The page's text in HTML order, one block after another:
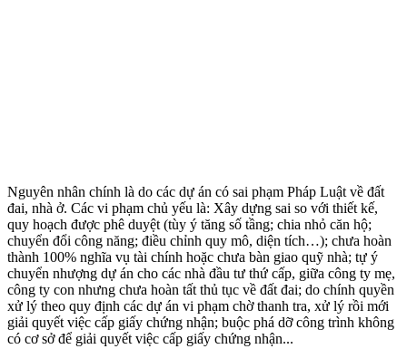
Nguyên nhân chính là do các dự án có sai phạm Pháp Luật về đất
đai, nhà ở. Các vi phạm chủ yếu là: Xây dựng sai so với thiết kế,
quy hoạch được phê duyệt (tùy ý tăng số tầng; chia nhỏ căn hộ;
chuyển đổi công năng; điều chỉnh quy mô, diện tích…); chưa hoàn
thành 100% nghĩa vụ tài chính hoặc chưa bàn giao quỹ nhà; tự ý
chuyển nhượng dự án cho các nhà đầu tư thứ cấp, giữa công ty mẹ,
công ty con nhưng chưa hoàn tất thủ tục về đất đai; do chính quyền
xử lý theo quy định các dự án vi phạm chờ thanh tra, xử lý rồi mới
giải quyết việc cấp giấy chứng nhận; buộc phá dỡ công trình không
có cơ sở để giải quyết việc cấp giấy chứng nhận...